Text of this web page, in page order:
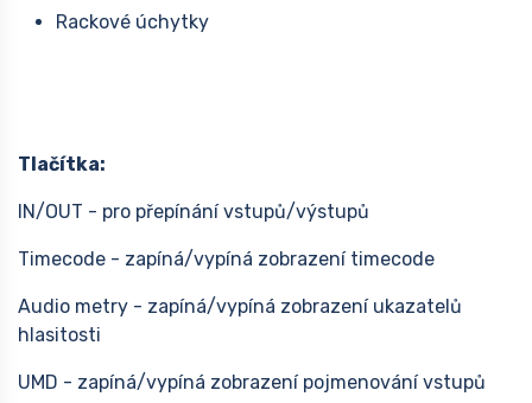
Rackové úchytky
Tlačítka:
IN/OUT - pro přepínání vstupů/výstupů
Timecode - zapíná/vypíná zobrazení timecode
Audio metry - zapíná/vypíná zobrazení ukazatelů
hlasitosti
UMD - zapíná/vypíná zobrazení pojmenování vstupů